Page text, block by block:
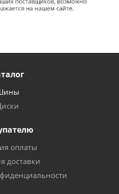
оплаты
доставки